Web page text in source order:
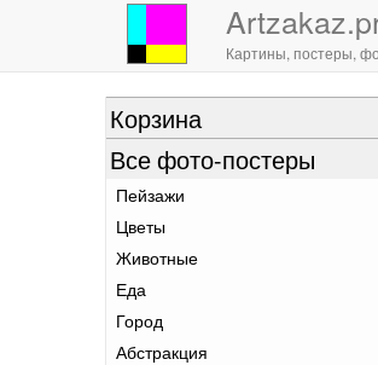
Картины, постеры,
Корзина
Все фото-постеры
Пейзажи
Цветы
Животные
Еда
Город
Абстракция